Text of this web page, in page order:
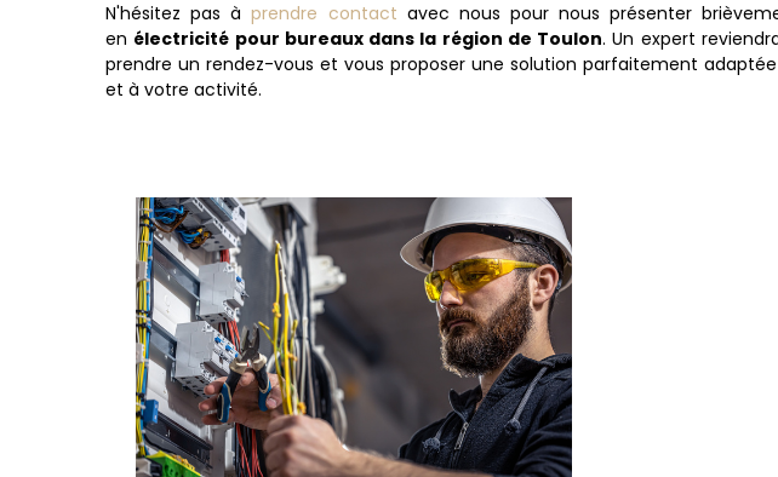
N'hésitez pas àprendre contact avec nous pour nous présenter
en électricité pour bureaux dans la région de Toulon. Un expert
prendre un rendez-vous et vous proposer une solution parfaitement
et à votre activité.